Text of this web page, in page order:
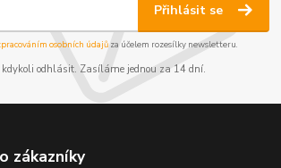
Přihlásit se
osobních údajůza účelem rozesílky newsletteru.
kdykoli odhlásit. Zasíláme jednou za 14 dní.
zákazníky